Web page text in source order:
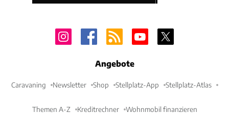
Angebote
Caravaning Newsletter Shop Stellplatz-App Stellplatz-Atlas
Themen A-Z Kreditrechner Wohnmobil finanzieren